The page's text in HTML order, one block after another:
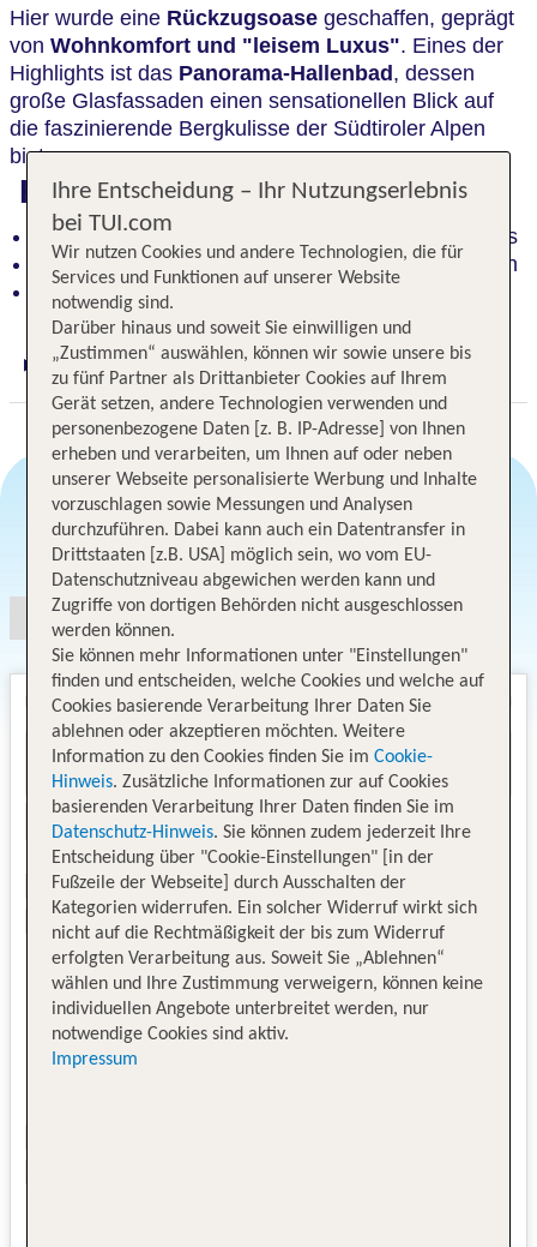
Hier wurde eine Rückzugsoase geschaffen, geprägt
von Wohnkomfort und "leisem Luxus". Eines der
Highlights ist das Panorama-Hallenbad , dessen
große Glasfassaden einen sensationellen Blick auf
die faszinierende Bergkulisse der Südtiroler Alpen
bieten.
Highlights
Rückzugsoase mit Wohnkomfort und leisem Luxus
Panorama-Hallenbad mit Blick auf Südtiroler Alpen
Ruhig gelegen und nahe dem Ortszentrum
Digitaler und telefonischer 24/7 TUI Service
Angebotsauswahl
Ihre Entscheidung – Ihr Nutzungserlebnis
bei TUI.com
Wir nutzen Cookies und andere Technologien, die für
Services und Funktionen auf unserer Website
notwendig sind.
Darüber hinaus und soweit Sie einwilligen und
„Zustimmen“ auswählen, können wir sowie unsere bis
zu fünf Partner als Drittanbieter Cookies auf Ihrem
Gerät setzen, andere Technologien verwenden und
personenbezogene Daten [z. B. IP-Adresse] von Ihnen
erheben und verarbeiten, um Ihnen auf oder neben
unserer Webseite personalisierte Werbung und Inhalte
vorzuschlagen sowie Messungen und Analysen
durchzuführen. Dabei kann auch ein Datentransfer in
Drittstaaten [z.B. USA] möglich sein, wo vom EU-
Datenschutzniveau abgewichen werden kann und
Zugriffe von dortigen Behörden nicht ausgeschlossen
werden können.
Sie können mehr Informationen unter "Einstellungen"
finden und entscheiden, welche Cookies und welche auf
Cookies basierende Verarbeitung Ihrer Daten Sie
ablehnen oder akzeptieren möchten. Weitere
Information zu den Cookies finden Sie im Cookie-
Hinweis. Zusätzliche Informationen zur auf Cookies
basierenden Verarbeitung Ihrer Daten finden Sie im
Datenschutz-Hinweis. Sie können zudem jederzeit Ihre
Entscheidung über "Cookie-Einstellungen" [in der
Fußzeile der Webseite] durch Ausschalten der
Kategorien widerrufen. Ein solcher Widerruf wirkt sich
nicht auf die Rechtmäßigkeit der bis zum Widerruf
erfolgten Verarbeitung aus. Soweit Sie „Ablehnen“
wählen und Ihre Zustimmung verweigern, können keine
individuellen Angebote unterbreitet werden, nur
notwendige Cookies sind aktiv.
Impressum